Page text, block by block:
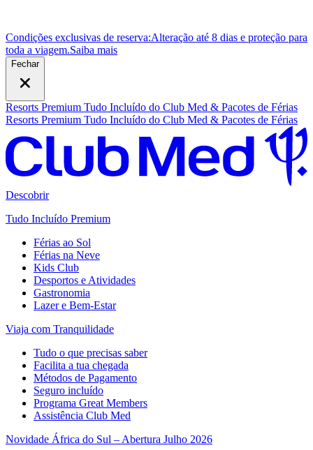
Condições exclusivas de reserva:Alteração até 8 dias e proteção para
toda a viagem.Saiba mais
Fechar
Resorts Premium Tudo Incluído do Club Med & Pacotes de Férias
Resorts Premium Tudo Incluído do Club Med & Pacotes de Férias
Descobrir
Tudo Incluído Premium
Férias ao Sol
Férias na Neve
Kids Club
Desportos e Atividades
Gastronomia
Lazer e Bem-Estar
Viaja com Tranquilidade
Tudo o que precisas saber
Facilita a tua chegada
Métodos de Pagamento
Seguro incluído
Programa Great Members
Assistência Club Med
Novidade África do Sul – Abertura Julho 2026